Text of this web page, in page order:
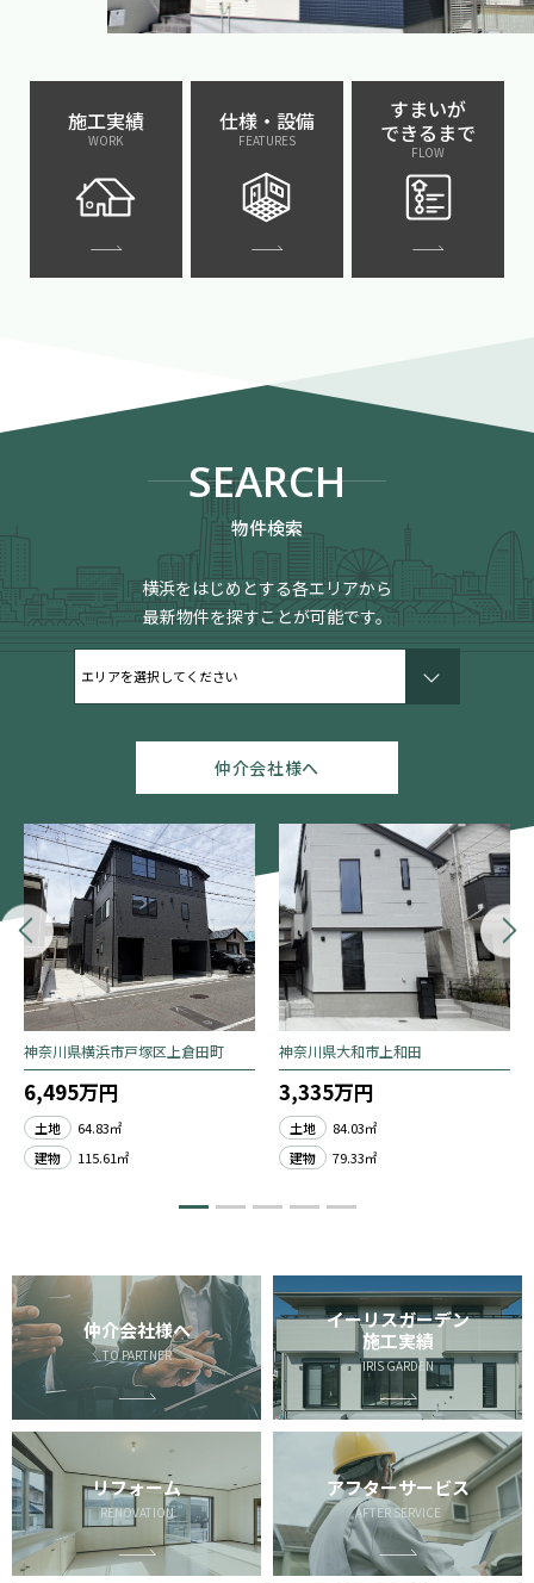
施工実績
WORK
仕様・設備
FEATURES
すまいが
できるまで
FLOW
SEARCH
物件検索
横浜をはじめとする各エリアから
最新物件を探すことが可能です。
仲介会社様へ
神奈川県横浜市戸塚区上倉田町
6,495万円
土地
64.83㎡
建物
115.61㎡
神奈川県大和市上和田
3,335万円
土地
84.03㎡
建物
79.33㎡
仲介会社様へ
TO PARTNER
イーリスガーデン
施工実績
IRIS GARDEN
リフォーム
RENOVATION
アフターサービス
AFTER SERVICE